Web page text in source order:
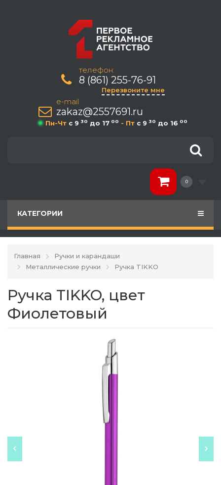
телефон:
8 (861) 255-76-91
Перезвоните мне
e-mail
zakaz@2557691.ru
Пн-Чт c 9 30 до 17 00 - Пт c 9 30 до 16 00
0
КАТЕГОРИИ
Главная
Ручки и карандаши
Металлические ручки
Ручка TIKKO
Ручка TIKKO, цвет
Фиолетовый